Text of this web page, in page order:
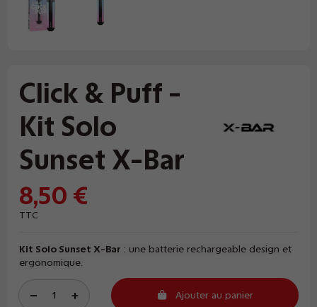
Click & Puff -
Kit Solo
Sunset X-Bar
8,50 €
TTC
Kit Solo Sunset X-Bar : une batterie rechargeable design et
ergonomique.
Ajouter au panier